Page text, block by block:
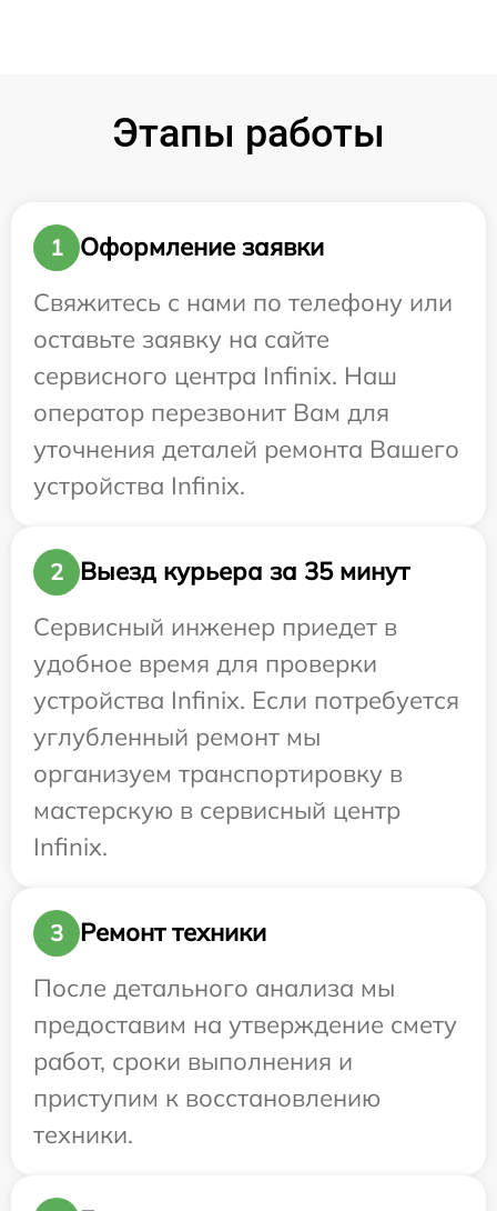
Этапы работы
1
Оформление заявки
Свяжитесь с нами по телефону или
оставьте заявку на сайте
сервисного центра Infinix. Наш
оператор перезвонит Вам для
уточнения деталей ремонта Вашего
устройства Infinix.
2
Выезд курьера за 35 минут
Сервисный инженер приедет в
удобное время для проверки
устройства Infinix. Если потребуется
углубленный ремонт мы
организуем транспортировку в
мастерскую в сервисный центр
Infinix.
3
Ремонт техники
После детального анализа мы
предоставим на утверждение смету
работ, сроки выполнения и
приступим к восстановлению
техники.